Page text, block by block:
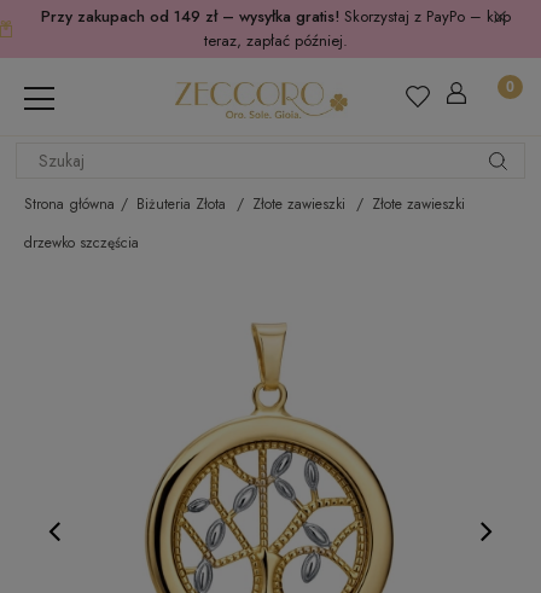
Przy zakupach od 149 zł – wysyłka gratis! Skorzystaj z PayPo – kup
teraz, zapłać później.
Strona główna Biżuteria Złota Złote zawieszki
Złote zawieszki
drzewko szczęścia